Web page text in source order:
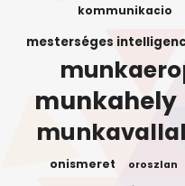
kommunikacio
mesterséges
munkahely
onismeret oroszlan